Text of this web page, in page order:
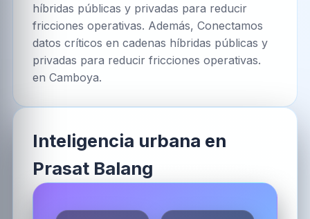
híbridas públicas y privadas para reducir
fricciones operativas. Además, Conectamos
datos críticos en cadenas híbridas públicas y
privadas para reducir fricciones operativas.
en Camboya.
Inteligencia urbana en
Prasat Balang